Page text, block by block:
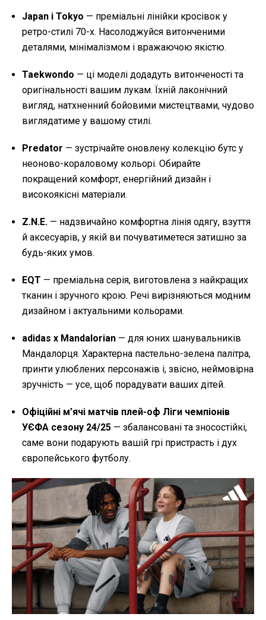
Japan і Tokyo — преміальні лінійки кросівок у
ретро-стилі 70-х. Насолоджуйся витонченими
деталями, мінімалізмом і вражаючою якістю.
Taekwondo — ці моделі додадуть витонченості та
оригінальності вашим лукам. Їхній лаконічний
вигляд, натхненний бойовими мистецтвами, чудово
виглядатиме у вашому стилі.
Predator — зустрічайте оновлену колекцію бутс у
неоново-кораловому кольорі. Обирайте
покращений комфорт, енергійний дизайн і
високоякісні матеріали.
Z.N.E. — надзвичайно комфортна лінія одягу, взуття
й аксесуарів, у якій ви почуватиметеся затишно за
будь-яких умов.
EQT — преміальна серія, виготовлена з найкращих
тканин і зручного крою. Речі вирізняються модним
дизайном і актуальними кольорами.
adidas x Mandalorian — для юних шанувальників
Мандалорця. Характерна пастельно-зелена палітра,
принти улюблених персонажів і, звісно, неймовірна
зручність — усе, щоб порадувати ваших дітей.
Офіційні м’ячі матчів плей-оф Ліги чемпіонів
УЄФА сезону 24/25 — збалансовані та зносостійкі,
саме вони подарують вашій грі пристрасть і дух
європейського футболу.